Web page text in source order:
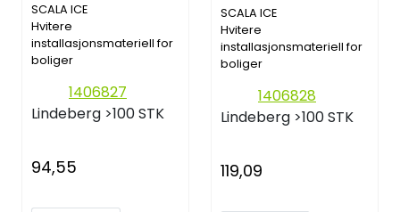
SCALA ICE
Hvitere
installasjonsmateriell for
boliger
1406827
Lindeberg >100 STK
94,55
SCALA ICE
Hvitere
installasjonsmateriell for
boliger
1406828
Lindeberg >100 STK
119,09